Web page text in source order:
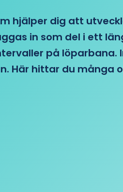
hjälper dig att
in som del i ett
på löparbana.
hittar du många